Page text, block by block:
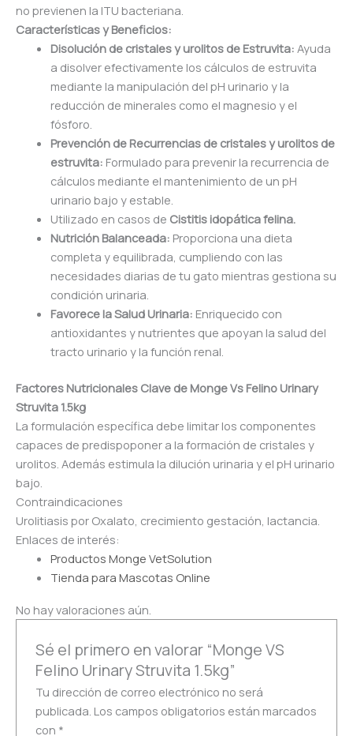
no previenen la ITU bacteriana.
Características y Beneficios:
Disolución de cristales y urolitos de Estruvita: Ayuda
a disolver efectivamente los cálculos de estruvita
mediante la manipulación del pH urinario y la
reducción de minerales como el magnesio y el
fósforo.
Prevención de Recurrencias de cristales y urolitos de
estruvita: Formulado para prevenir la recurrencia de
cálculos mediante el mantenimiento de un pH
urinario bajo y estable.
Utilizado en casos de Cistitis idopática felina.
Nutrición Balanceada: Proporciona una dieta
completa y equilibrada, cumpliendo con las
necesidades diarias de tu gato mientras gestiona su
condición urinaria.
Favorece la Salud Urinaria: Enriquecido con
antioxidantes y nutrientes que apoyan la salud del
tracto urinario y la función renal.
Factores Nutricionales Clave de Monge Vs Felino Urinary
Struvita 1.5kg
La formulación específica debe limitar los componentes
capaces de predispoponer a la formación de cristales y
urolitos. Además estimula la dilución urinaria y el pH urinario
bajo.
Contraindicaciones
Urolitiasis por Oxalato, crecimiento gestación, lactancia.
Enlaces de interés:
Productos Monge VetSolution
Tienda para Mascotas Online
No hay valoraciones aún.
Sé el primero en valorar “Monge VS
Felino Urinary Struvita 1.5kg”
Tu dirección de correo electrónico no será
publicada. Los campos obligatorios están marcados
con *